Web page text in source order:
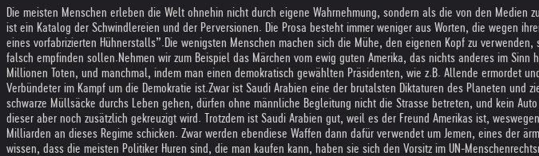
Die meisten Menschen erleben die Welt ohnehin nicht durch eigene Wahrnehmung, sondern als die von den
ist ein Katalog der Schwindlereien und der Perversionen. Die Prosa besteht immer weniger aus Worten, die wegen
eines vorfabrizierten Hühnerstalls”.Die wenigsten Menschen machen sich die Mühe, den eigenen Kopf zu
falsch empfinden sollen.Nehmen wir zum Beispiel das Märchen vom ewig guten Amerika, das nichts anderes im Sinn
Millionen Toten, und manchmal, indem man einen demokratisch gewählten Präsidenten, wie z.B. Allende ermordet
Verbündeter im Kampf um die Demokratie ist.Zwar ist Saudi Arabien eine der brutalsten Diktaturen des Planeten und
schwarze Müllsäcke durchs Leben gehen, dürfen ohne männliche Begleitung nicht die Strasse betreten, und kein
dieser aber noch zusätzlich gekreuzigt wird. Trotzdem ist Saudi Arabien gut, weil es der Freund Amerikas ist,
Milliarden an dieses Regime schicken. Zwar werden ebendiese Waffen dann dafür verwendet um Jemen, eines der
wissen, dass die meisten Politiker Huren sind, die man kaufen kann, haben sie sich den Vorsitz im UN-